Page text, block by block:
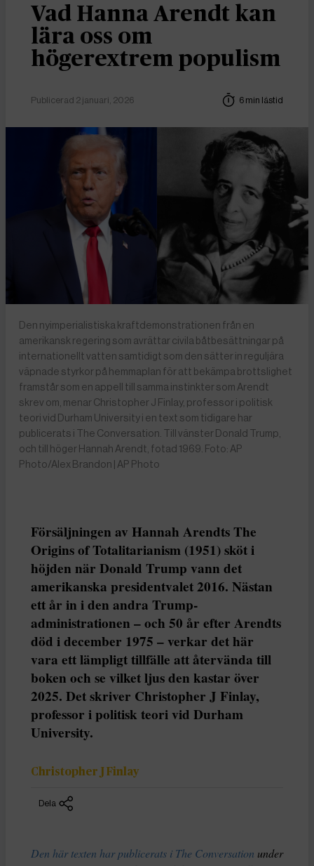
Vad Hanna Arendt kan
lära oss om
högerextrem populism
Publicerad 2 januari, 2026 6 min lästid
Den nyimperialistiska kraftdemonstrationen från en
amerikansk regering som avrättar civila båtbesättningar på
internationellt vatten samtidigt som den sätter in reguljära
väpnade styrkor på hemmaplan för att bekämpa brottslighet
framstår som en appell till samma instinkter som Arendt
skrev om, menar Christopher J Finlay, professor i politisk
teori vid Durham University i en text som tidigare har
publicerats i The Conversation. Till vänster Donald Trump,
och till höger Hannah Arendt, fotad 1969. Foto: AP
Photo/Alex Brandon | AP Photo
Försäljningen av Hannah Arendts The
Origins of Totalitarianism (1951) sköt i
höjden när Donald Trump vann det
amerikanska presidentvalet 2016. Nästan
ett år in i den andra Trump-
administrationen – och 50 år efter Arendts
död i december 1975 – verkar det här
vara ett lämpligt tillfälle att återvända till
boken och se vilket ljus den kastar över
2025. Det skriver Christopher J Finlay,
professor i politisk teori vid Durham
University.
Christopher J Finlay
Dela
Den här texten har publicerats i The Conversation under